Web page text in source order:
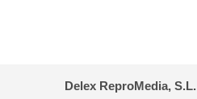
Delex ReproMedia, S.L.